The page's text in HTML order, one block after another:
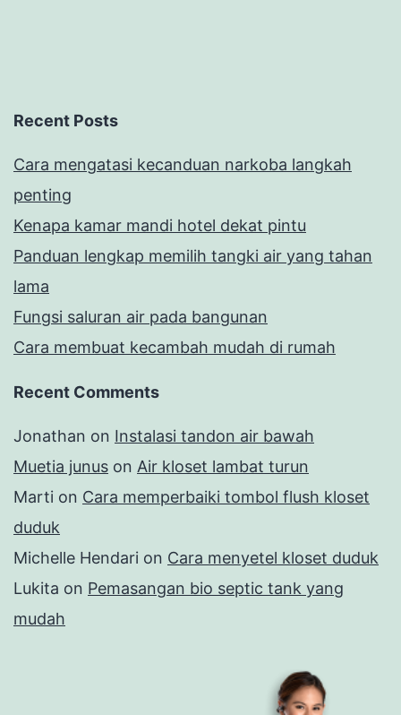
Recent Posts
Cara mengatasi kecanduan narkoba langkah
penting
Kenapa kamar mandi hotel dekat pintu
Panduan lengkap memilih tangki air yang tahan
lama
Fungsi saluran air pada bangunan
Cara membuat kecambah mudah di rumah
Recent Comments
Jonathan on Instalasi tandon air bawah
Muetia junus on Air kloset lambat turun
Marti on Cara memperbaiki tombol flush kloset
duduk
Michelle Hendari on Cara menyetel kloset duduk
Lukita on Pemasangan bio septic tank yang
mudah